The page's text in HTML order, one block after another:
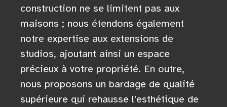
construction ne se limitent pas aux
maisons ; nous étendons également
notre expertise aux extensions de
studios, ajoutant ainsi un espace
précieux à votre propriété. En outre,
nous proposons un bardage de qualité
supérieure qui rehausse l'esthétique de